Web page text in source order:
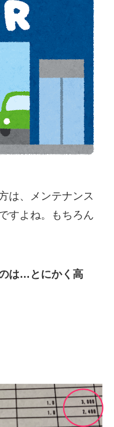
は、メンテナンス
すよね。もちろん
は…とにかく高